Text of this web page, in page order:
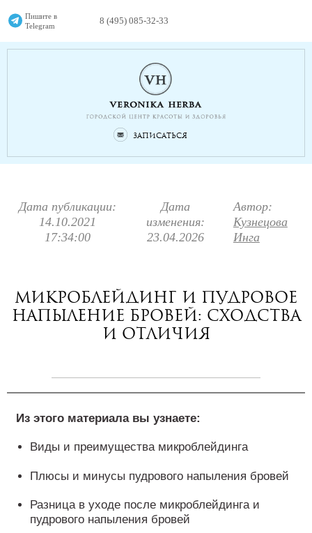
Пишите в
Telegram
8 (495) 085-32-33
Записаться
Дата публикации:
14.10.2021
17:34:00
Дата
изменения:
23.04.2026
Автор:
Кузнецова
Инга
Микроблейдинг и пудровое
напыление бровей: сходства
и отличия
Из этого материала вы узнаете:
Виды и преимущества микроблейдинга
Плюсы и минусы пудрового напыления бровей
Разница в уходе после микроблейдинга и
пудрового напыления бровей